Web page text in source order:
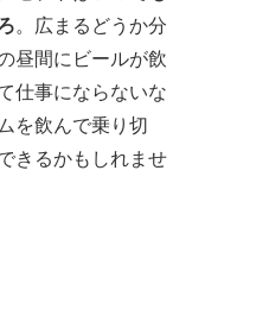
。広まるどうか分
昼間にビールが飲
仕事にならないな
を飲んで乗り切
きるかもしれませ